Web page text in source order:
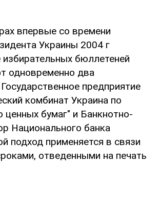
впервые со времени
Украины 2004 г
избирательных бюллетеней
одновременно два
предприятие
комбинат Украина по
ценных бумаг" и Банкнотно-
Национального банка
подход применяется в связи
отведенными на печать